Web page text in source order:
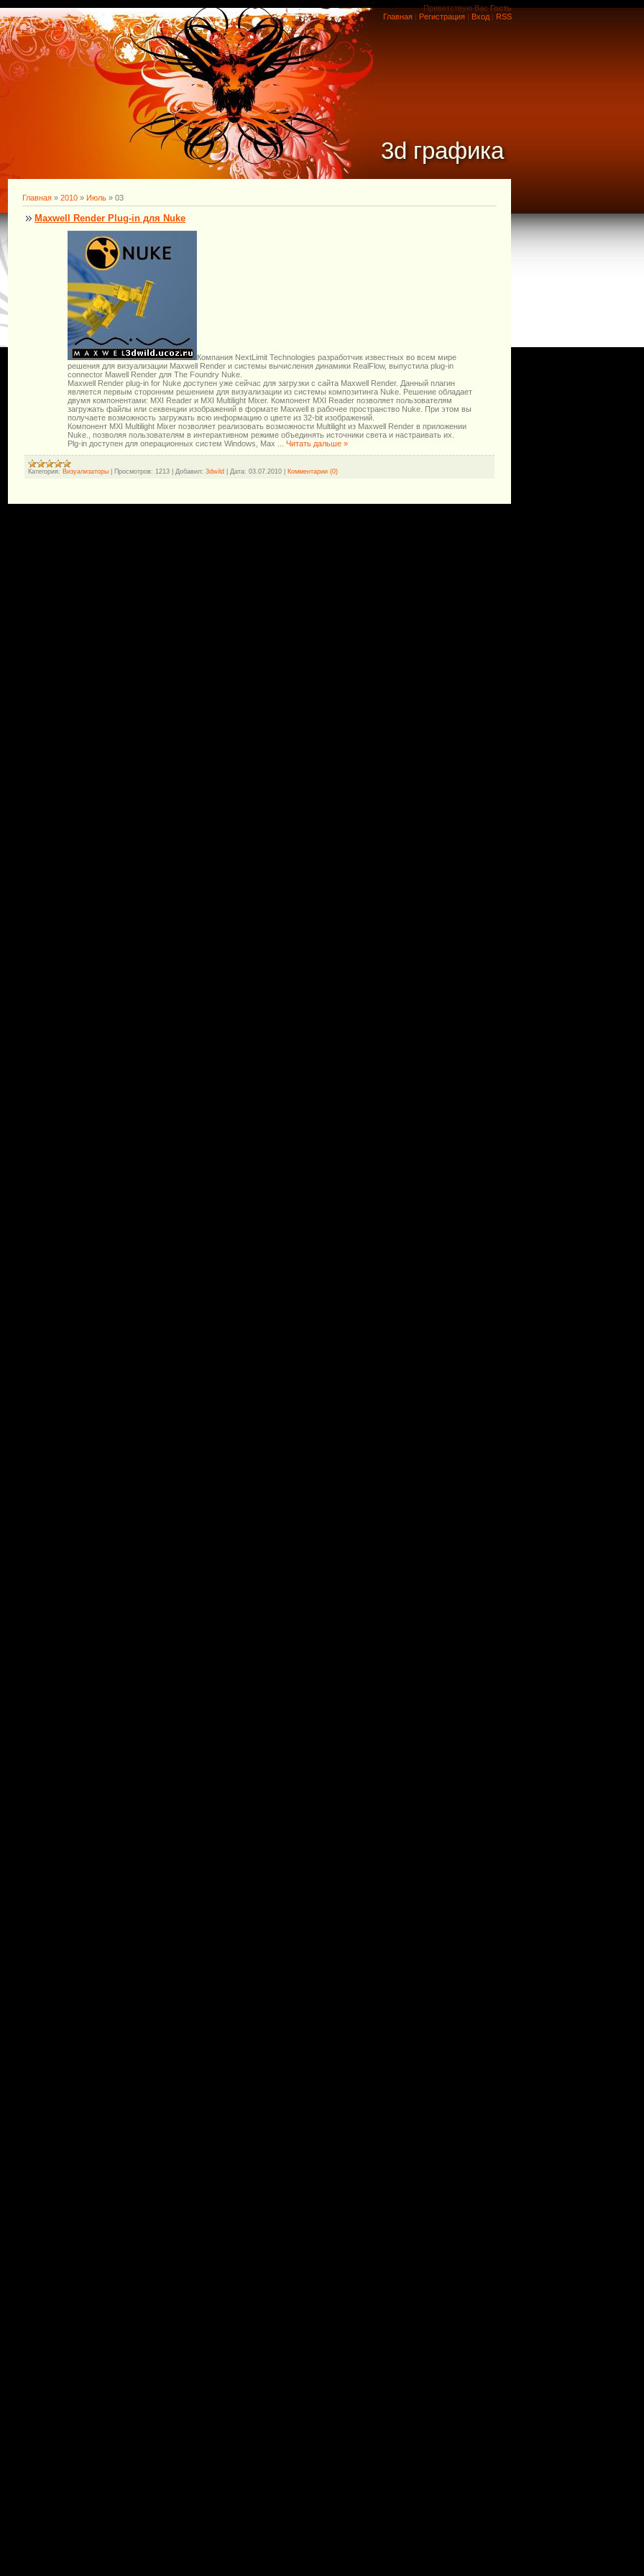
Приветствую Вас Гость
Главная | Регистрация | Вход | RSS
3d графика
Главная » 2010 » Июль » 03
Maxwell Render Plug-in для Nuke
Компания NextLimit Technologies разработчик известных во всем мире
решения для визуализации Maxwell Render и системы вычисления динамики RealFlow, выпустила plug-in
connector Mawell Render для The Foundry Nuke.
Maxwell Render plug-in for Nuke доступен уже сейчас для загрузки с сайта Maxwell Render. Данный плагин
является первым сторонним решением для визуализации из системы композитинга Nuke. Решение обладает
двумя компонентами: MXI Reader и MXI Multilight Mixer. Компонент MXI Reader позволяет пользователям
загружать файлы или секвенции изображений в формате Maxwell в рабочее пространство Nuke. При этом вы
получаете возможность загружать всю информацию о цвете из 32-bit изображений.
Компонент MXI Multilight Mixer позволяет реализовать возможности Multilight из Maxwell Render в приложении
Nuke., позволяя пользователям в интерактивном режиме объединять источники света и настраивать их.
Plg-in доступен для операционных систем Windows, Max
Читать дальше »
Категория: Визуализаторы Просмотров: 1213 Добавил: 3dwild Дата: 03.07.2010 Комментарии (0)